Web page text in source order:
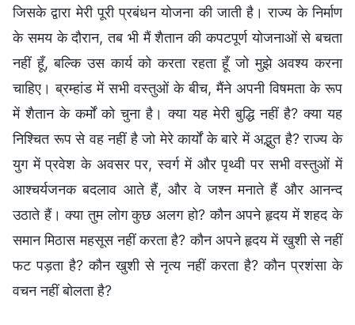
जिसके द्वारा मेरी पूरी प्रबंधन योजना की जाती है। राज्य के निर्माण
के समय के दौरान, तब भी मैं शैतान की कपटपूर्ण योजनाओं से बचता
नहीं हूँ, बल्कि उस कार्य को करता रहता हूँ जो मुझे अवश्य करना
चाहिए। ब्रम्हांड में सभी वस्तुओं के बीच, मैंने अपनी विषमता के रूप
में शैतान के कर्मों को चुना है। क्या यह मेरी बुद्धि नहीं है? क्या यह
निश्चित रूप से वह नहीं है जो मेरे कार्यों के बारे में अद्भुत है? राज्य के
युग में प्रवेश के अवसर पर, स्वर्ग में और पृथ्वी पर सभी वस्तुओं में
आश्चर्यजनक बदलाव आते हैं, और वे जश्न मनाते हैं और आनन्द
उठाते हैं। क्या तुम लोग कुछ अलग हो? कौन अपने हृदय में शहद के
समान मिठास महसूस नहीं करता है? कौन अपने हृदय में खुशी से नहीं
फट पड़ता है? कौन खुशी से नृत्य नहीं करता है? कौन प्रशंसा के
वचन नहीं बोलता है?